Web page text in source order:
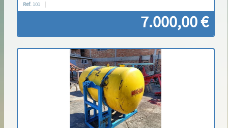
Ref. 101
7.000,00 €
Contáctenos